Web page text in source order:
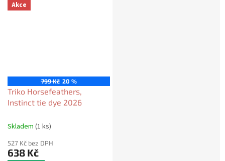
Akce
799 Kč 20 %
Triko Horsefeathers,
Instinct tie dye 2026
Skladem (1 ks)
527 Kč bez DPH
638 Kč